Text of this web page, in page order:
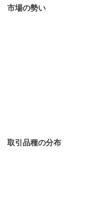
市場の勢い
取引品種の分布